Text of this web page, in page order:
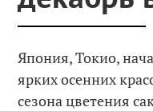
Япония, Токио,
ярких осенних
сезона цветения